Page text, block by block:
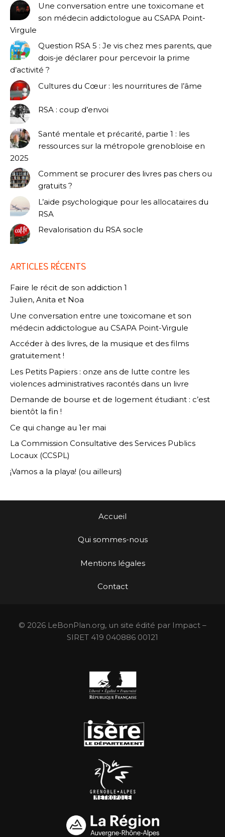
Une conversation entre une toxicomane et
son médecin addictologue au CSAPA Point-
Virgule
Question RSA 5 : Je vis chez mes parents, que
dois-je déclarer pour percevoir la prime
d’activité ?
Cultures du Cœur : les nourritures de l’âme
RSA : coup d’envoi
Santé mentale et précarité, partie 1 : les
ressources sur la métropole grenobloise en
2025
Comment se procurer des livres pas chers ou
gratuits ?
L’aide psychologique pour les allocataires du
RSA
Revalorisation du RSA socle
ARTICLES RÉCENTS
Faire le récit de son addiction 1
Julien, Anita et Noa
Une conversation entre une toxicomane et son
médecin addictologue au CSAPA Point-Virgule
Accéder à des livres, de la musique et des films
gratuitement !
Les Petits Papiers : onze ans de lutte contre les
violences administratives racontés dans un livre
Demande de bourse et de logement étudiant : c’est
bientôt la fin !
Ce qui change au 1er mai
La Commission Consultative des Services Publics
Locaux (CCSPL)
¡Vamos a la playa! (ou ailleurs)
Accueil
Qui sommes-nous
Mentions légales
Contact
© 2026 LeBonPlan.org, un site édité par Impact –
SIRET 419 040886 00121